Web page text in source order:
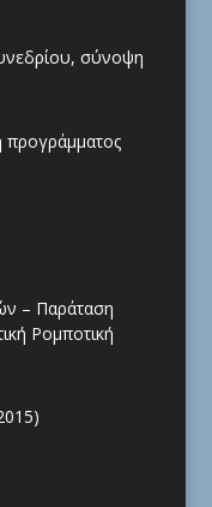
σύνοψη
προγράμματος
– Παράταση
Ρομποτική